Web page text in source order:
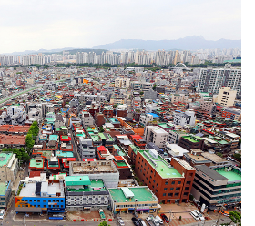
복
사
기 변
경
하
기
변
경
하
기